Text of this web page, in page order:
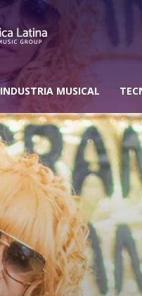
INDUSTRIA MUSICAL